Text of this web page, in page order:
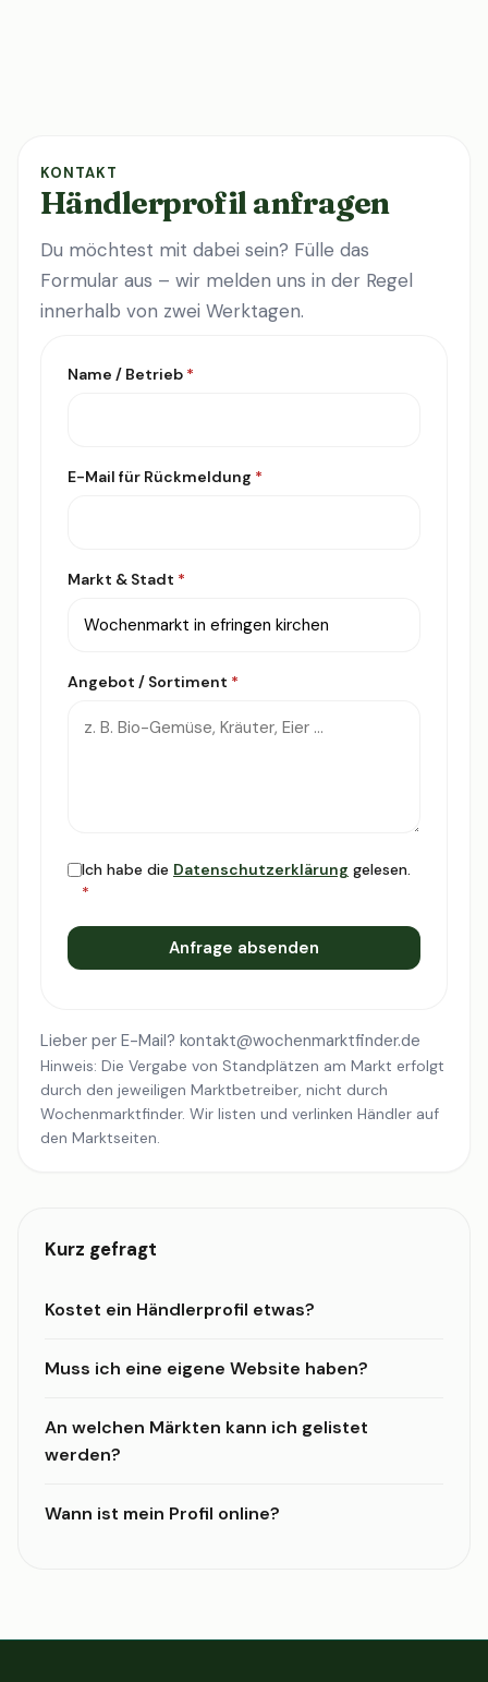
KONTAKT
Händlerprofil anfragen
Du möchtest mit dabei sein? Fülle das
Formular aus – wir melden uns in der Regel
innerhalb von zwei Werktagen.
Name / Betrieb *
E-Mail für Rückmeldung *
Markt & Stadt *
Angebot / Sortiment *
Ich habe die Datenschutzerklärung gelesen.
*
Anfrage absenden
Lieber per E-Mail? kontakt@wochenmarktfinder.de
Hinweis: Die Vergabe von Standplätzen am Markt erfolgt
durch den jeweiligen Marktbetreiber, nicht durch
Wochenmarktfinder. Wir listen und verlinken Händler auf
den Marktseiten.
Kurz gefragt
Kostet ein Händlerprofil etwas?
Muss ich eine eigene Website haben?
An welchen Märkten kann ich gelistet
werden?
Wann ist mein Profil online?